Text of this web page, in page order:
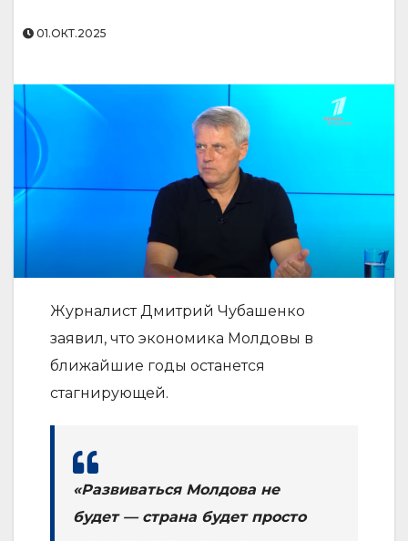
01.ОКТ.2025
Журналист Дмитрий Чубашенко
заявил, что экономика Молдовы в
ближайшие годы останется
стагнирующей.
«Развиваться Молдова не
будет — страна будет просто